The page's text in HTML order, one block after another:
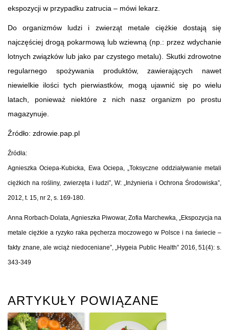
ekspozycji w przypadku zatrucia – mówi lekarz.
Do organizmów ludzi i zwierząt metale ciężkie dostają się
najczęściej drogą pokarmową lub wziewną (np.: przez wdychanie
lotnych związków lub jako par czystego metalu). Skutki zdrowotne
regularnego spożywania produktów, zawierających nawet
niewielkie ilości tych pierwiastków, mogą ujawnić się po wielu
latach, ponieważ niektóre z nich nasz organizm po prostu
magazynuje.
Źródło: zdrowie.pap.pl
Źródła:
Agnieszka Ociepa-Kubicka, Ewa Ociepa, „Toksyczne oddziaływanie metali
ciężkich na rośliny, zwierzęta i ludzi”, W: „Inżynieria i Ochrona Środowiska”,
2012, t. 15, nr 2, s. 169-180.
Anna Rorbach-Dolata, Agnieszka Piwowar, Zofia Marchewka, „Ekspozycja na
metale ciężkie a ryzyko raka pęcherza moczowego w Polsce i na świecie –
fakty znane, ale wciąż niedoceniane”, „Hygeia Public Health” 2016, 51(4): s.
343-349
ARTYKUŁY POWIĄZANE